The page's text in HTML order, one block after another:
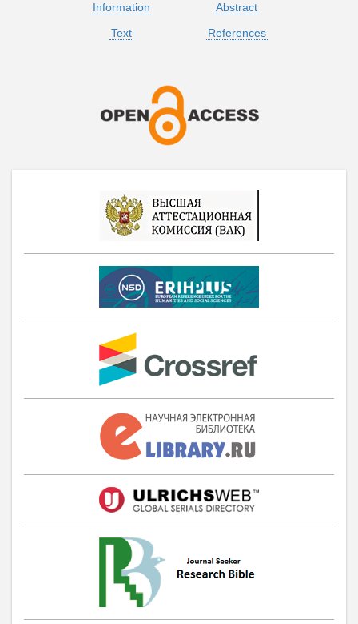
Information
Abstract
Text
References